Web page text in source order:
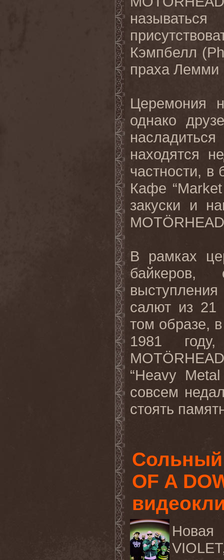
Кэмпбелл (
праха Лемми
Церемония
однако
находятся
частности, в
Кафе “Market
закуски и
MOTÖRHEAD
В рамках
байкеров,
салют из 21
том образе,
1981
MOTÖRHEAD
“Heavy Metal
совсем
стоять
Сольный
OF A
Новая